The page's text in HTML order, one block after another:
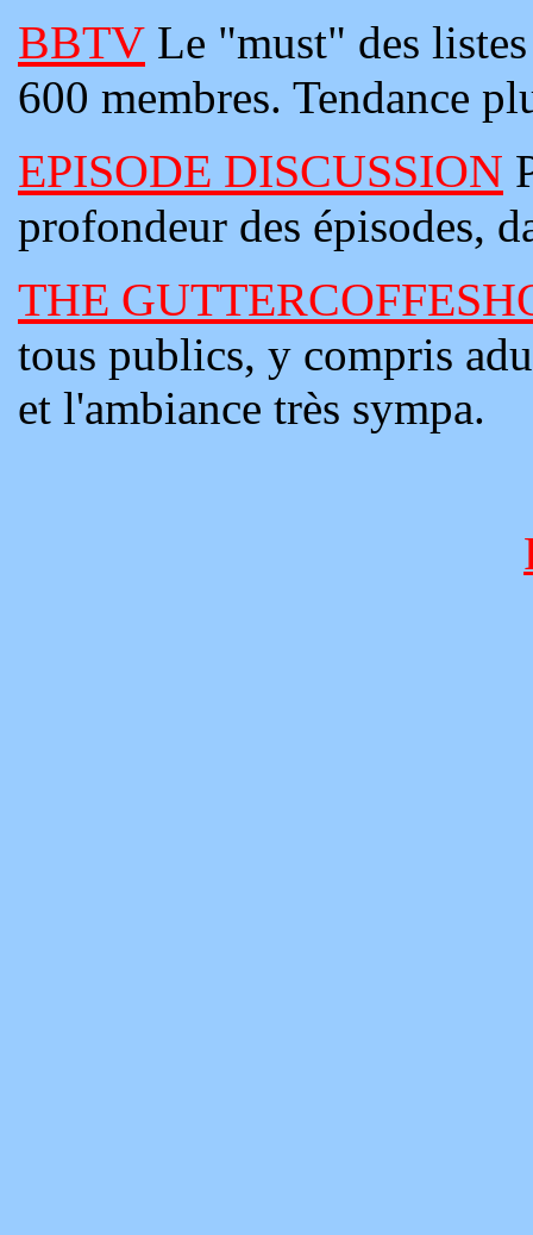
BBTV Le "must" des
600 membres. Tendance
EPISODE DISCUSSION
profondeur des épisodes,
THE
tous publics, y compris
et l'ambiance très sympa.